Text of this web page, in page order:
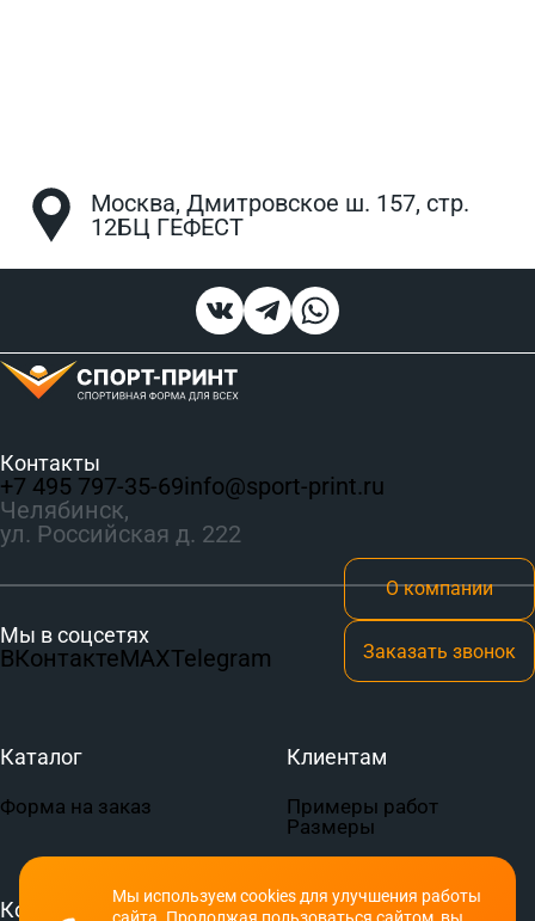
Москва, Дмитровское ш. 157, стр.
12БЦ ГЕФЕСТ
Мы используем cookies для улучшения работы
Контакты
+7 495 797‑35-69info@sport-print.ru
Челябинск,
ул. Российская д. 222
Мы в соцсетях
ВКонтактеMAXTelegram
О компании
Заказать звонок
Каталог
Форма на заказ
Клиентам
Примеры работ
Размеры
Компания Документы